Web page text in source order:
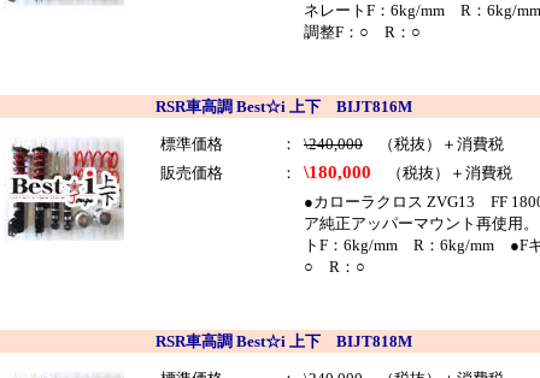
ネレートF：6kg/mm R：6kg/
調整F：○ R：○
RSR車高調 Best☆i 上下 BIJT816M
標準価格 ： \240,000 （税抜）＋消費税
販売価格
： \180,000 （税抜）＋消費税
●カローラクロス ZVG13 FF
ア純正アッパーマウント再使用
トF：6kg/mm R：6kg/mm ●F
○ R：○
RSR車高調 Best☆i 上下 BIJT818M